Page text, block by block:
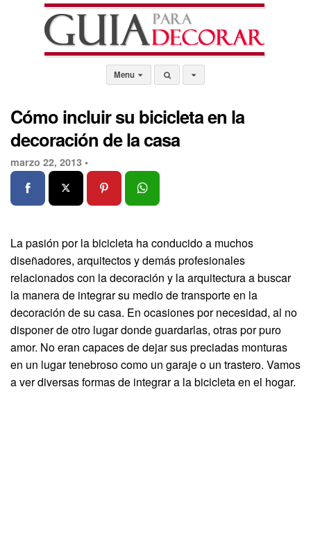
Menu
Cómo incluir su bicicleta en la
decoración de la casa
marzo 22, 2013 •
La pasión por la bicicleta ha conducido a muchos
diseñadores, arquitectos y demás profesionales
relacionados con la decoración y la arquitectura a buscar
la manera de integrar su medio de transporte en la
decoración de su casa. En ocasiones por necesidad, al no
disponer de otro lugar donde guardarlas, otras por puro
amor. No eran capaces de dejar sus preciadas monturas
en un lugar tenebroso como un garaje o un trastero. Vamos
a ver diversas formas de integrar a la bicicleta en el hogar.